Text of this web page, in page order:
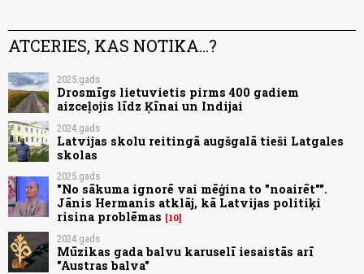
ATCERIES, KAS NOTIKA...?
2025.gads
Drosmīgs lietuvietis pirms 400 gadiem
aizceļojis līdz Ķīnai un Indijai
2024.gads
Latvijas skolu reitingā augšgalā tieši Latgales
skolas
2025.gads
"No sākuma ignorē vai mēģina to "noairēt"".
Jānis Hermanis atklāj, kā Latvijas politiķi
risina problēmas
10
2024.gads
Mūzikas gada balvu karuselī iesaistās arī
"Austras balva"